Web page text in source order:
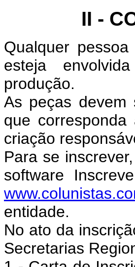
II -
Qualquer
esteja
produção.
As peças devem
que
criação
Para se
software
entidade.
No ato da
Secretarias